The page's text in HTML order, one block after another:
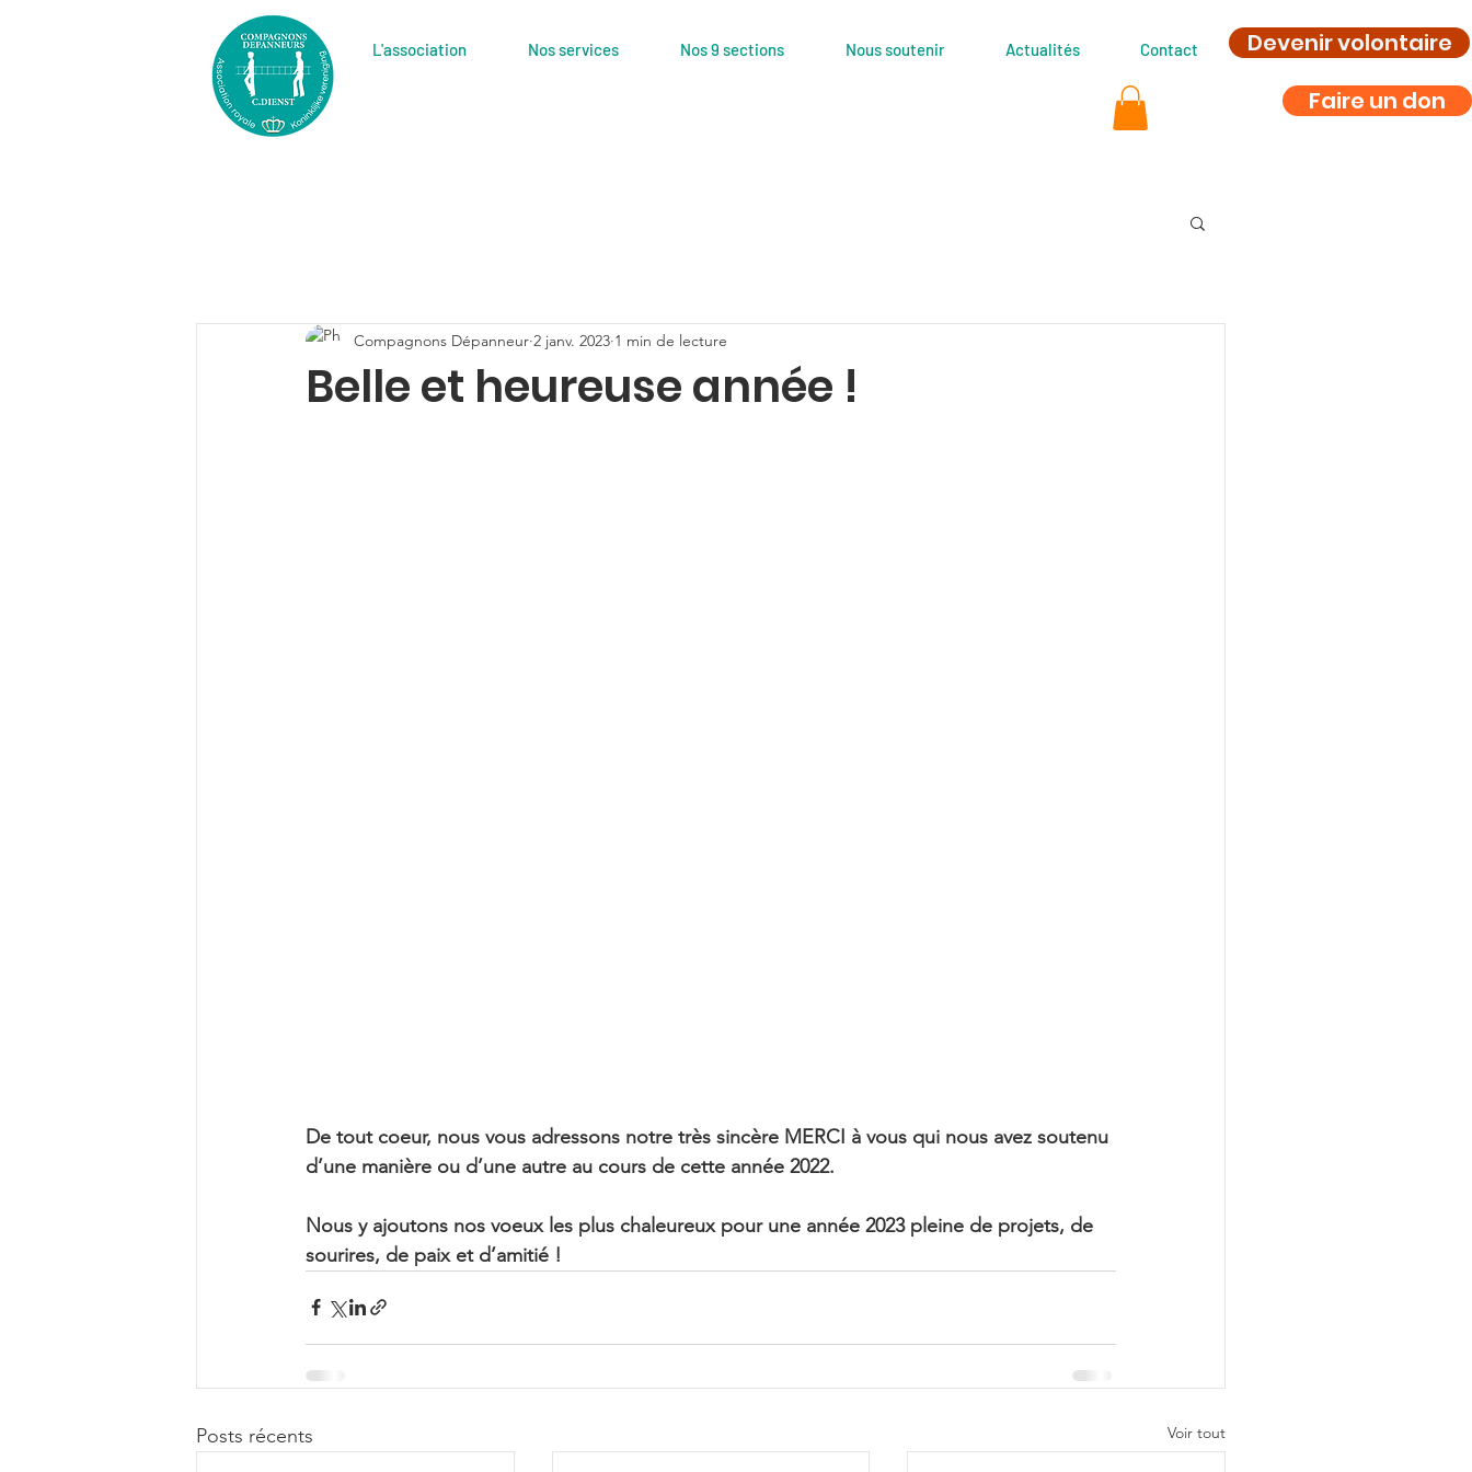
Faire un don
L'association Nos services Nos 9 sections Nous soutenir Actualités Contact Devenir volontaire
Belle et heureuse année !
Compagnons Dépanneur 2 janv. 2023 1 min de lecture
De tout coeur, nous vous adressons notre très sincère MERCI à vous qui nous avez soutenu
d’une manière ou d’une autre au cours de cette année 2022.
Nous y ajoutons nos voeux les plus chaleureux pour une année 2023 pleine de projets, de
sourires, de paix et d’amitié !
Posts récents Voir tout